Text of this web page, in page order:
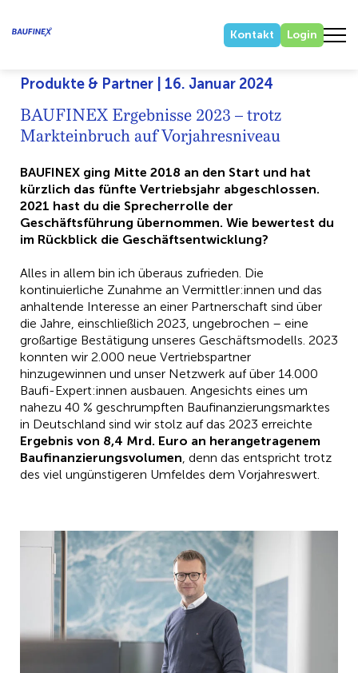
Kontakt Login
Produkte & Partner | 16. Januar 2024
BAUFINEX Ergebnisse 2023 – trotz
Markteinbruch auf Vorjahresniveau
BAUFINEX ging Mitte 2018 an den Start und hat
kürzlich das fünfte Vertriebsjahr abgeschlossen.
2021 hast du die Sprecherrolle der
Geschäftsführung übernommen. Wie bewertest du
im Rückblick die Geschäftsentwicklung?
Alles in allem bin ich überaus zufrieden. Die
kontinuierliche Zunahme an Vermittler:innen und das
anhaltende Interesse an einer Partnerschaft sind über
die Jahre, einschließlich 2023, ungebrochen – eine
großartige Bestätigung unseres Geschäftsmodells. 2023
konnten wir 2.000 neue Vertriebspartner
hinzugewinnen und unser Netzwerk auf über 14.000
Baufi-Expert:innen ausbauen. Angesichts eines um
nahezu 40 % geschrumpften Baufinanzierungsmarktes
in Deutschland sind wir stolz auf das 2023 erreichte
Ergebnis von 8,4 Mrd. Euro an herangetragenem
Baufinanzierungsvolumen, denn das entspricht trotz
des viel ungünstigeren Umfeldes dem Vorjahreswert.